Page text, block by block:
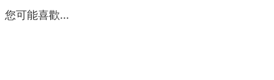
您可能喜歡...